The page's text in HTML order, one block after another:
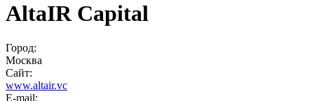
AltaIR Capital
Город:
Москва
Сайт:
www.altair.vc
E-mail: